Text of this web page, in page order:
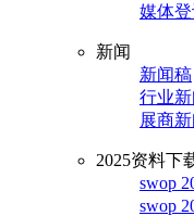
媒体
新闻
新闻稿
行业新
展商新
2025资料下
swop
swop